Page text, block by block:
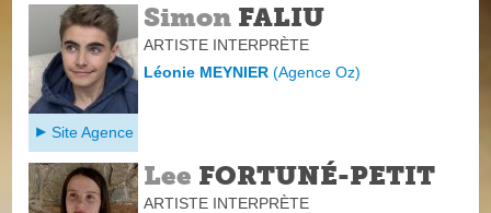
Simon FALIU
ARTISTE INTERPRÈTE
Léonie MEYNIER(Agence Oz)
Site Agence
Lee FORTUNÉ-PETIT
ARTISTE INTERPRÈTE